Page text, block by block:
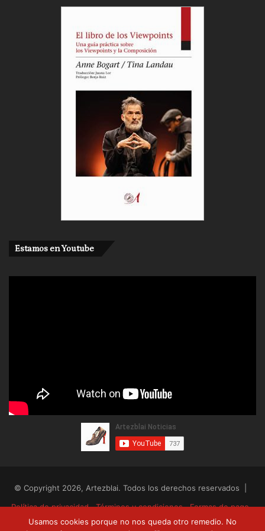
Estamos en Youtube
© Copyright 2026, Artezblai. Todos los derechos reservados |
Política de privacidad
Términos y condiciones
Formas de pago
Envíos y devoluciones
Usamos cookies porque no nos queda otro remedio. No